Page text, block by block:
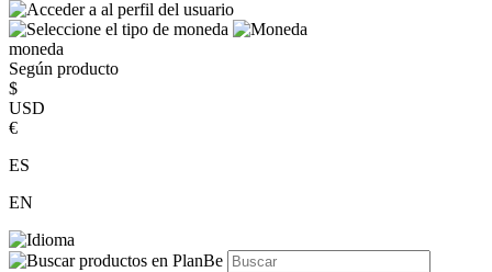
moneda
Según producto
$
USD
€
ES
EN